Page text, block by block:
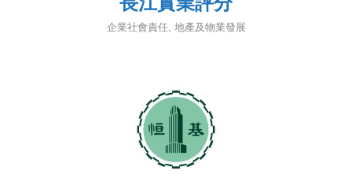
企業社會責任, 地產及物業發展